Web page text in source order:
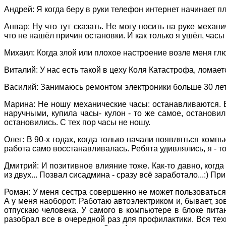
Андрей: Я когда беру в руки телефон интернет начинает
Анвар: Ну что тут сказать. Не могу носить на руке
что не нашёл причин остановки. И как только я ушёл,
Михаил: Когда злой или плохое настроение возле меня
Виталий: У нас есть такой в цеху Коля Катастрофа,
Василий: Занимаюсь ремонтом электроники больше 30
Марина: Не ношу механические часы: останавливаются.
наручными, купила часы- кулон - то же самое,
остановились. С тех пор часы не ношу.
Олег: В 90-х годах, когда только начали появляться
работа само восстанавливалась. Ребята удивлялись, я -
Дмитрий: И позитивное влияние тоже. Как-то давно,
из двух... Позвал сисадмина - сразу всё заработало...:)
Роман: У меня сестра совершенно не может
А у меня наоборот: Работаю автоэлектриком и, бывает,
отпускаю человека. У самого в компьютере в блоке
разобрал все в очередной раз для профилактики. Вся